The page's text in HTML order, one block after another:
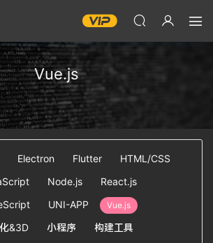
Vue.js
Electron Flutter
HTML/CSS
Node.js
React.js
UNI-APP Vue.js
&3D 小程序
构建工具